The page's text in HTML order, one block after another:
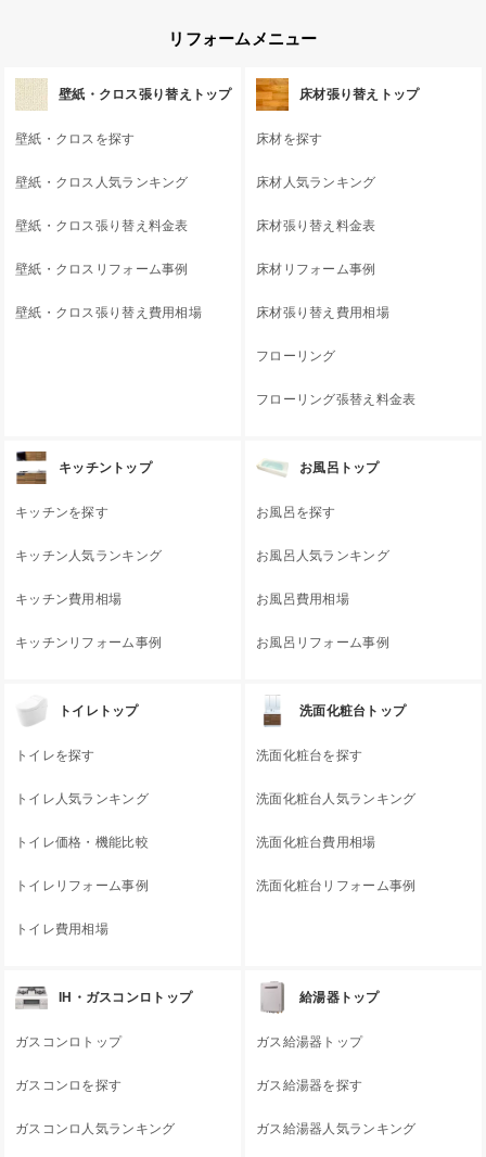
リフォームメニュー
壁紙・クロス張り替えトップ
壁紙・クロスを探す
壁紙・クロス人気ランキング
壁紙・クロス張り替え料金表
壁紙・クロスリフォーム事例
壁紙・クロス張り替え費用相場
床材張り替えトップ
床材を探す
床材人気ランキング
床材張り替え料金表
床材リフォーム事例
床材張り替え費用相場
フローリング
フローリング張替え料金表
キッチントップ
キッチンを探す
キッチン人気ランキング
キッチン費用相場
キッチンリフォーム事例
お風呂トップ
お風呂を探す
お風呂人気ランキング
お風呂費用相場
お風呂リフォーム事例
トイレトップ
トイレを探す
トイレ人気ランキング
トイレ価格・機能比較
トイレリフォーム事例
トイレ費用相場
洗面化粧台トップ
洗面化粧台を探す
洗面化粧台人気ランキング
洗面化粧台費用相場
洗面化粧台リフォーム事例
IH・ガスコンロトップ
ガスコンロトップ
ガスコンロを探す
ガスコンロ人気ランキング
給湯器トップ
ガス給湯器トップ
ガス給湯器を探す
ガス給湯器人気ランキング